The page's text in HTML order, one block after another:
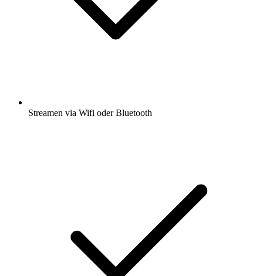
Streamen via Wifi oder Bluetooth